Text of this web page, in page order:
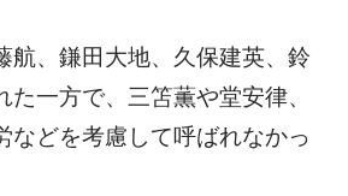
航、鎌田大地、久保建英、鈴
た一方で、三笘薫や堂安律、
などを考慮して呼ばれなかっ